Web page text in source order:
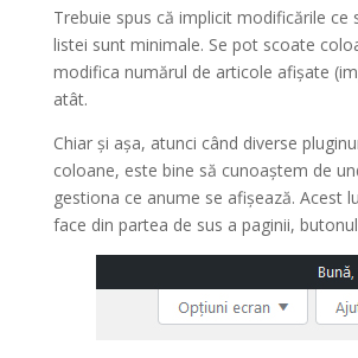
Trebuie spus că implicit modificările ce
listei sunt minimale. Se pot scoate
modifica numărul de articole afișate
atât.
Chiar și așa, atunci când diverse
coloane, este bine să cunoaștem de
gestiona ce anume se afișează. Acest
face din partea de sus a paginii,